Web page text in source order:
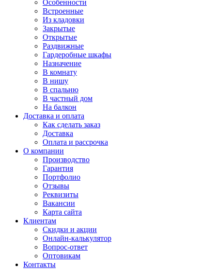
Особенности
Встроенные
Из кладовки
Закрытые
Открытые
Раздвижные
Гардеробные шкафы
Назначение
В комнату
В нишу
В спальню
В частный дом
На балкон
Доставка и оплата
Как сделать заказ
Доставка
Оплата и рассрочка
О компании
Производство
Гарантия
Портфолио
Отзывы
Реквизиты
Вакансии
Карта сайта
Клиентам
Скидки и акции
Онлайн-калькулятор
Вопрос-ответ
Оптовикам
Контакты